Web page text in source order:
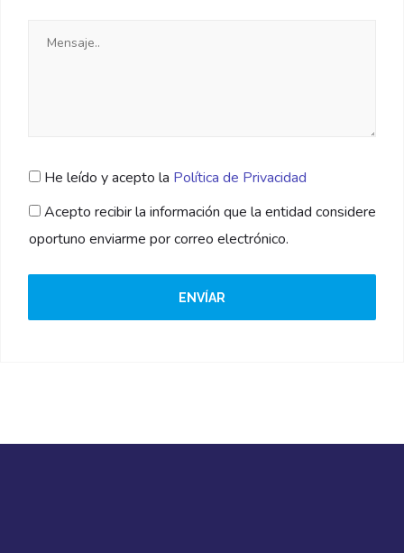
He leído y acepto la Política de Privacidad
Acepto recibir la información que la entidad considere
oportuno enviarme por correo electrónico.